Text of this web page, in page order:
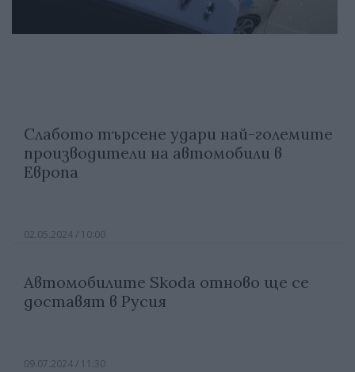
Слабото търсене удари най-големите
производители на автомобили в
Европа
02.05.2024 / 10:00
Автомобилите Skoda отново ще се
доставят в Русия
09.07.2024 / 11:30